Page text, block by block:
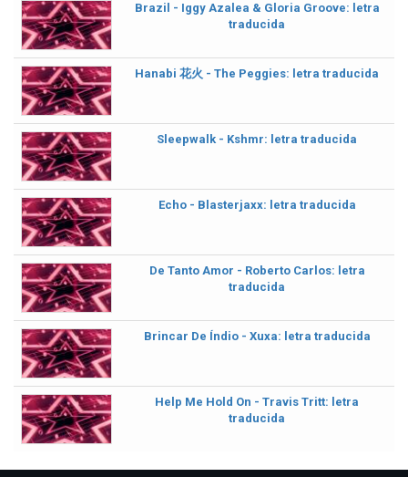
Brazil - Iggy Azalea & Gloria Groove: letra
traducida
Hanabi 花火 - The Peggies: letra traducida
Sleepwalk - Kshmr: letra traducida
Echo - Blasterjaxx: letra traducida
De Tanto Amor - Roberto Carlos: letra
traducida
Brincar De Índio - Xuxa: letra traducida
Help Me Hold On - Travis Tritt: letra
traducida